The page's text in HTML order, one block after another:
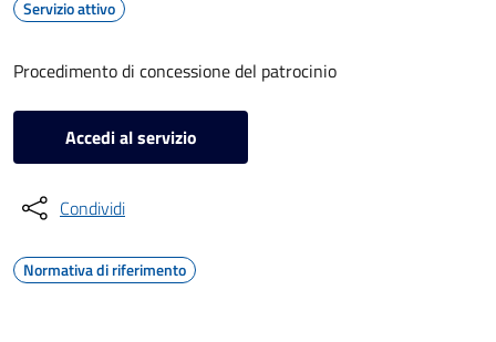
Servizio attivo
Procedimento di concessione del patrocinio
Accedi al servizio
Condividi
Normativa di riferimento